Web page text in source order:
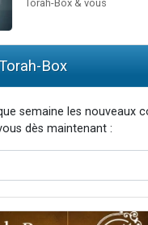
Torah-Box & vous
Box
semaine les nouveaux
dès maintenant :